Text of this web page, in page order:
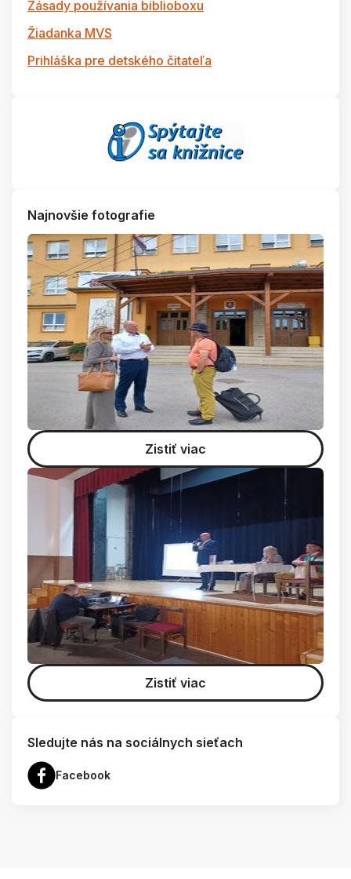
Zásady používania biblioboxu
Žiadanka MVS
Prihláška pre detského čitateľa
Najnovšie fotografie
Zistiť viac
Zistiť viac
Sledujte nás na sociálnych sieťach
Facebook